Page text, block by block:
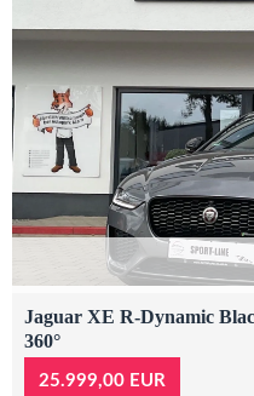
Jaguar XE R-Dynamic
360°
25.999,00 EUR